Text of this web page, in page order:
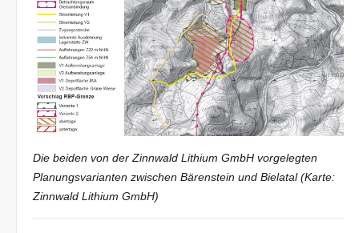
Die beiden von der Zinnwald Lithium GmbH vorgelegten
Planungsvarianten zwischen Bärenstein und Bielatal (Karte:
Zinnwald Lithium GmbH)